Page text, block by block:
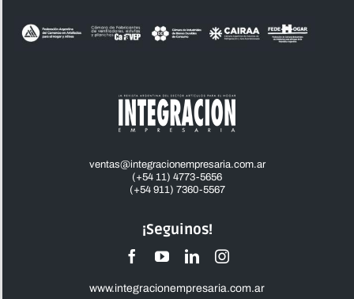
¡Seguinos!
www.integracionempresaria.com.ar
ventas@integracionempresaria.com.ar
(+54 11) 4773-5656
(+54 911) 7360-5567